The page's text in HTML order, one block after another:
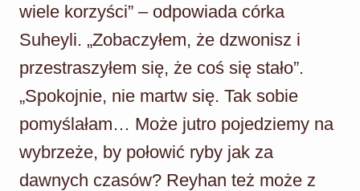
wiele korzyści” – odpowiada córka
Suheyli. „Zobaczyłem, że dzwonisz i
przestraszyłem się, że coś się stało”.
„Spokojnie, nie martw się. Tak sobie
pomyślałam… Może jutro pojedziemy na
wybrzeże, by połowić ryby jak za
dawnych czasów? Reyhan też może z